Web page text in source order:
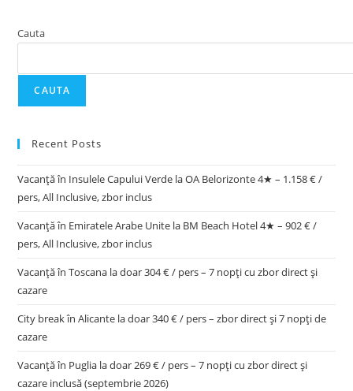
Cauta
CAUTA
Recent Posts
Vacanță în Insulele Capului Verde la OA Belorizonte 4★ – 1.158 € /
pers, All Inclusive, zbor inclus
Vacanță în Emiratele Arabe Unite la BM Beach Hotel 4★ – 902 € /
pers, All Inclusive, zbor inclus
Vacanță în Toscana la doar 304 € / pers – 7 nopți cu zbor direct și
cazare
City break în Alicante la doar 340 € / pers – zbor direct și 7 nopți de
cazare
Vacanță în Puglia la doar 269 € / pers – 7 nopți cu zbor direct și
cazare inclusă (septembrie 2026)